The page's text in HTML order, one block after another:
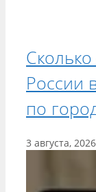
Сколько
России
по
3 августа, 2026